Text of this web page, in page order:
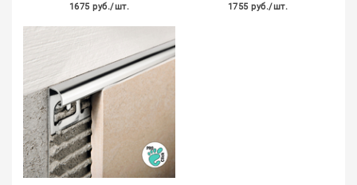
1675 руб./шт. 1755 руб./шт.